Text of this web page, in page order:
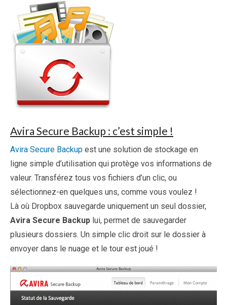
Avira Secure Backup : c’est simple !
Avira Secure Backup est une solution de stockage en
ligne simple d’utilisation qui protège vos informations de
valeur. Transférez tous vos fichiers d’un clic, ou
sélectionnez-en quelques uns, comme vous voulez !
Là où Dropbox sauvegarde uniquement un seul dossier,
Avira Secure Backup lui, permet de sauvegarder
plusieurs dossiers. Un simple clic droit sur le dossier à
envoyer dans le nuage et le tour est joué !